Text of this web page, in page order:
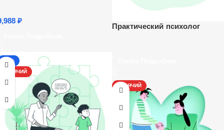
₽
Практический психолог
-13%
ГОРЯЧИЙ
ГОРЯЧИЙ